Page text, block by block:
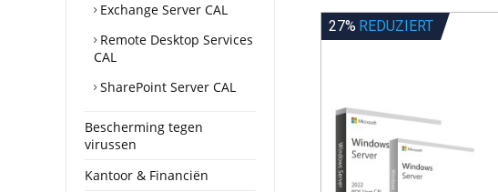
Exchange Server CAL
Remote Desktop Services
CAL
SharePoint Server CAL
Bescherming tegen
virussen
Kantoor & Financiën
27% REDUZIERT